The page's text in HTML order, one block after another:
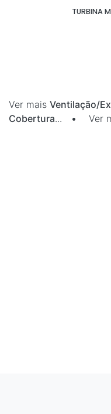
TURBINA
Ver mais Ventilação/
Cobertura... • Ver